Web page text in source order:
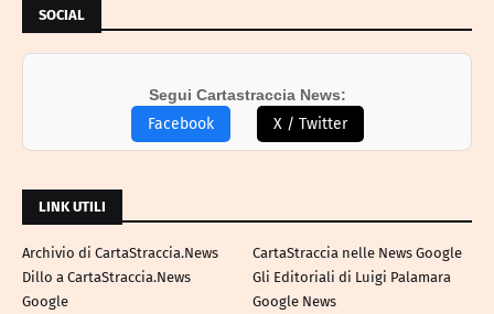
SOCIAL
Segui Cartastraccia News:
Facebook X / Twitter
LINK UTILI
Archivio di CartaStraccia.News
CartaStraccia nelle News Google
Dillo a CartaStraccia.News
Gli Editoriali di Luigi Palamara
Google
Google News